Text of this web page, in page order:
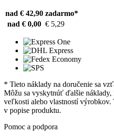
nad € 42,90 zadarmo*
nad € 0,00 € 5,29
* Tieto náklady na doručenie sa
Môžu sa vyskytnúť ďalšie náklady,
veľkosti alebo vlastností výrobkov.
v popise produktu.
Pomoc a podpora